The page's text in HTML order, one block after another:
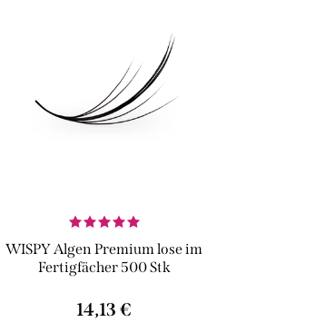
WISPY Algen Premium lose im
Fertigfächer 500 Stk
14,13 €